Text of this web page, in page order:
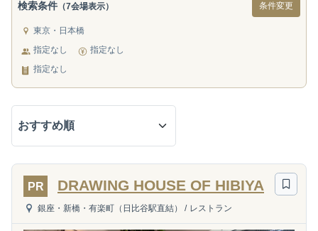
検索条件 （7会場表示） 条件変更
東京・日本橋
指定なし
指定なし
指定なし
PR DRAWING HOUSE OF HIBIYA
銀座・新橋・有楽町（日比谷駅直結） / レストラン